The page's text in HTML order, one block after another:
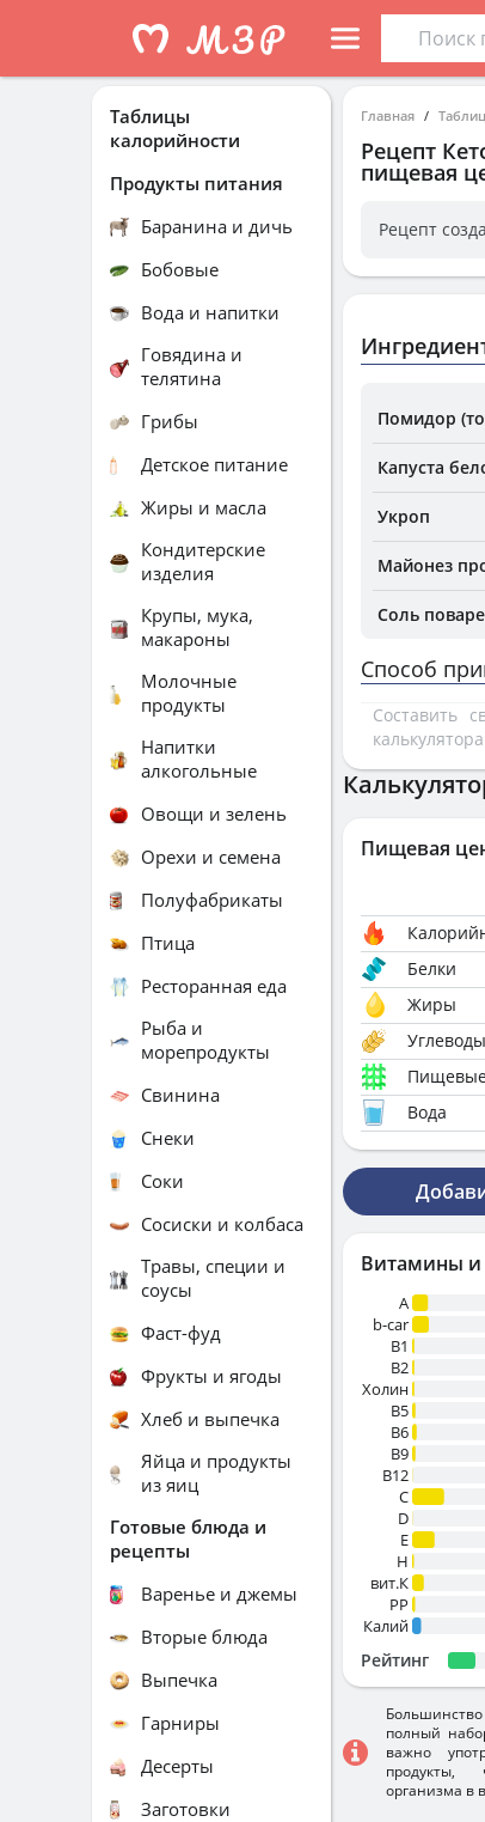
Главная
Рецепт
пищевая
Рецепт
Помидор
Капуста
Укроп
Майонез
Соль
Способ
Составить
Пищевая
Белки
Жиры
Углеводы
Вода
Витамины
A
b-car
В1
B2
Холин
B5
B6
B9
B12
C
D
E
H
вит.К
PP
Калий
Рейтинг
полный
важно
продукты,
организма в
Таблицы
калорийности
Продукты питания
Баранина и дичь
Бобовые
Вода и напитки
Говядина и
телятина
Грибы
Детское питание
Жиры и масла
Кондитерские
изделия
Крупы, мука,
макароны
Молочные
продукты
Напитки
алкогольные
Овощи и зелень
Орехи и семена
Полуфабрикаты
Птица
Ресторанная еда
Рыба и
морепродукты
Свинина
Снеки
Соки
Сосиски и колбаса
Травы, специи и
соусы
Фаст-фуд
Фрукты и ягоды
Хлеб и выпечка
Яйца и продукты
из яиц
Готовые блюда и
рецепты
Варенье и джемы
Вторые блюда
Выпечка
Гарниры
Десерты
Заготовки